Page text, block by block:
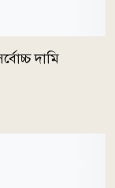
দামি